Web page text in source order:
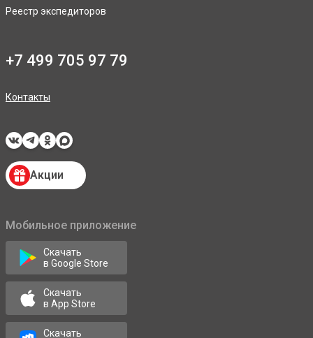
Реестр экспедиторов
+7 499 705 97 79
Контакты
Акции
Мобильное приложение
Скачать
в Google Store
Скачать
в App Store
Скачать